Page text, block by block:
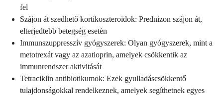
fel
Szájon át szedhető kortikoszteroidok: Prednizon szájon át,
elterjedtebb betegség esetén
Immunszuppresszív gyógyszerek: Olyan gyógyszerek, mint a
metotrexát vagy az azatioprin, amelyek csökkentik az
immunrendszer aktivitását
Tetraciklin antibiotikumok: Ezek gyulladáscsökkentő
tulajdonságokkal rendelkeznek, amelyek segíthetnek egyes